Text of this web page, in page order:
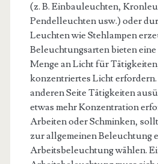
(z. B. Einbauleuchten,
Pendelleuchten usw.) oder
Leuchten wie Stehlampen
Beleuchtungsarten bieten
Menge an Licht für
konzentriertes Licht
anderen Seite Tätigkeiten
etwas mehr Konzentration
Arbeiten oder Schminken,
zur allgemeinen Beleuchtung
Arbeitsbeleuchtung wählen.